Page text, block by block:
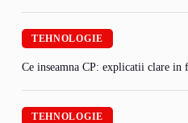
TEHNOLOGIE
Ce inseamna CP: explicatii clare in
TEHNOLOGIE